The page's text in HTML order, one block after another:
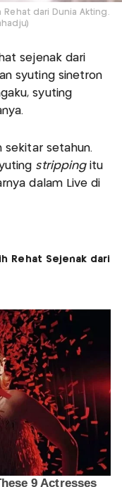
dari Dunia Akting.
sejenak dari
syuting sinetron
syuting
sekitar setahun.
strippingitu
dalam Live di
Rehat Sejenak dari